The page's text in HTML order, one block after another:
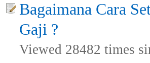
Bagaimana Cara
Gaji ?
Viewed 28482 times